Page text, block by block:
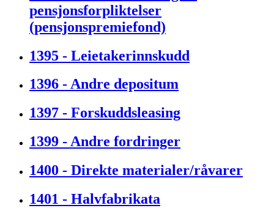
pensjonsforpliktelser
(pensjonspremiefond)
1395 - Leietakerinnskudd
1396 - Andre depositum
1397 - Forskuddsleasing
1399 - Andre fordringer
1400 - Direkte materialer/råvarer
1401 - Halvfabrikata